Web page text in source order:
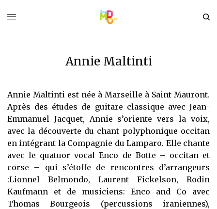
Annie Maltinti
Annie Maltinti est née à Marseille à Saint Mauront.
Après des études de guitare classique avec Jean-
Emmanuel Jacquet, Annie s’oriente vers la voix,
avec la découverte du chant polyphonique occitan
en intégrant la Compagnie du Lamparo. Elle chante
avec le quatuor vocal Enco de Botte – occitan et
corse – qui s’étoffe de rencontres d’arrangeurs
:Lionnel Belmondo, Laurent Fickelson, Rodin
Kaufmann et de musiciens: Enco and Co avec
Thomas Bourgeois (percussions iraniennes),